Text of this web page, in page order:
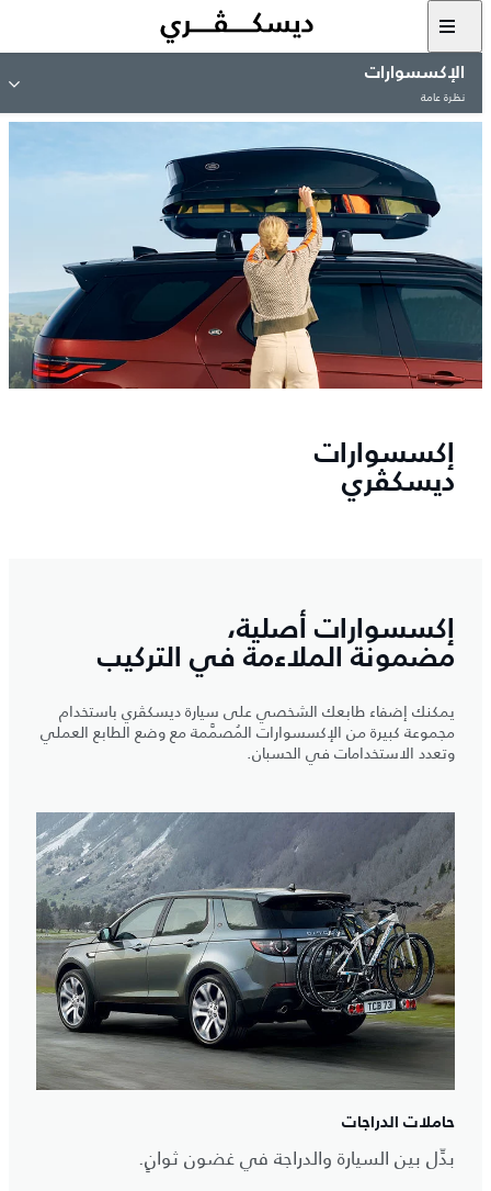
الإكسسوارات
نظرة عامة
إكسسوارات
ديسكڤري
إكسسوارات أصلية،
مضمونة الملاءمة في التركيب
يمكنك إضفاء طابعك الشخصي على سيارة ديسكڤري باستخدام
مجموعة كبيرة من الإكسسوارات المُصمَّمة مع وضع الطابع العملي
وتعدد الاستخدامات في الحسبان.
حاملات الدراجات
بدِّل بين السيارة والدراجة في غضون ثوانٍ.